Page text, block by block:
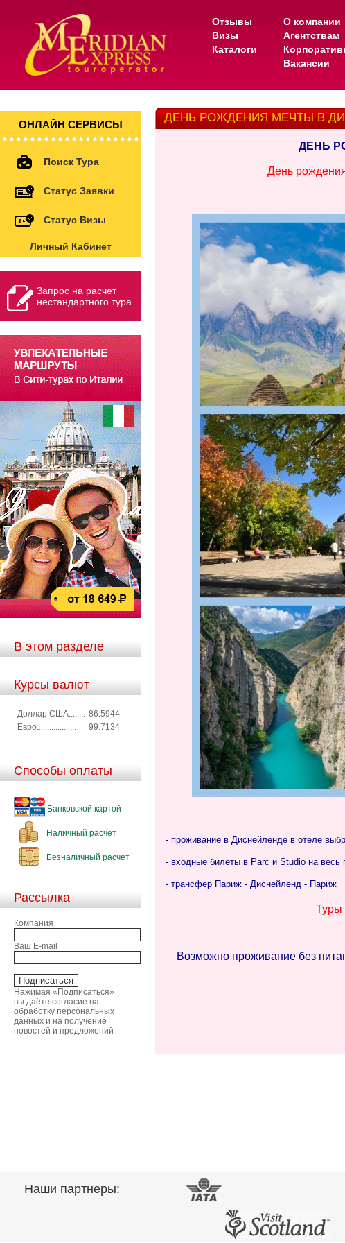
Отзывы
Визы
Каталоги
О компании
Агентствам
Вакансии
ОНЛАЙН СЕРВИСЫ
Поиск Тура
Статус Заявки
Статус Визы
Личный Кабинет
Запрос на расчет
нестандартного тура
В этом разделе
Курсы валют
Доллар США........ 86.5944
Евро...................
99.7134
Способы оплаты
Банковской картой
Наличный расчет
Безналичный расчет
Рассылка
Компания
Ваш E-mail
Нажимая «Подписаться»
вы даёте согласие на
обработку персональных
данных и на получение
новостей и предложений
ДЕНЬ РОЖДЕНИЯ МЕЧТЫ В
ДЕНЬ
День
- проживание в Диснейленде в отеле
- входные билеты в Parc и Studio на весь
- трансфер Париж - Диснейленд - Париж
Туры
Возможно проживание без
Наши партнеры: